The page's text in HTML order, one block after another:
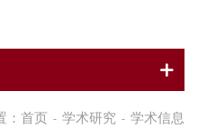
： 首页 - 学术研究 - 学术信息